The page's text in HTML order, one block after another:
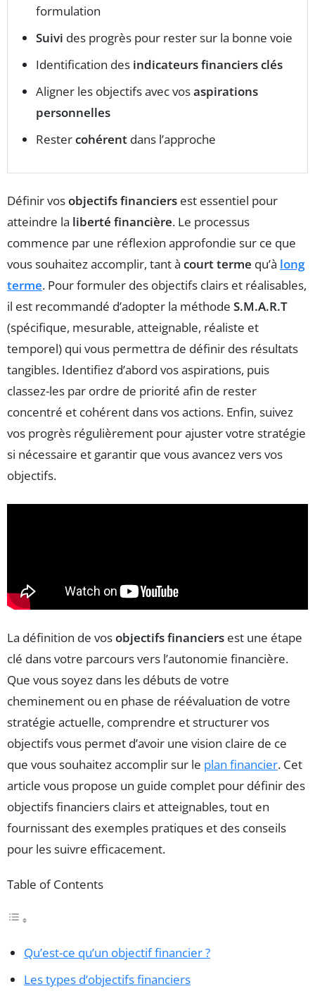
formulation
Suivi des progrès pour rester sur la bonne voie
Identification des indicateurs financiers clés
Aligner les objectifs avec vosaspirations
personnelles
Restercohérent dans l’approche
Définir vosobjectifs financiers est essentiel pour
atteindre la liberté financière. Le processus
commence par une réflexion approfondie sur ce que
vous souhaitez accomplir, tant à court terme qu’à long
terme. Pour formuler des objectifs clairs et réalisables,
il est recommandé d’adopter la méthode S.M.A.R.T
(spécifique, mesurable, atteignable, réaliste et
temporel) qui vous permettra de définir des résultats
tangibles. Identifiez d’abord vos aspirations, puis
classez-les par ordre de priorité afin de rester
concentré et cohérent dans vos actions. Enfin, suivez
vos progrès régulièrement pour ajuster votre stratégie
si nécessaire et garantir que vous avancez vers vos
objectifs.
La définition de vosobjectifs financiers est une étape
clé dans votre parcours vers l’autonomie financière.
Que vous soyez dans les débuts de votre
cheminement ou en phase de réévaluation de votre
stratégie actuelle, comprendre et structurer vos
objectifs vous permet d’avoir une vision claire de ce
que vous souhaitez accomplir sur le plan financier. Cet
article vous propose un guide complet pour définir des
objectifs financiers clairs et atteignables, tout en
fournissant des exemples pratiques et des conseils
pour les suivre efficacement.
Table of Contents
Qu’est-ce qu’un objectif financier ?
Les types d’objectifs financiers